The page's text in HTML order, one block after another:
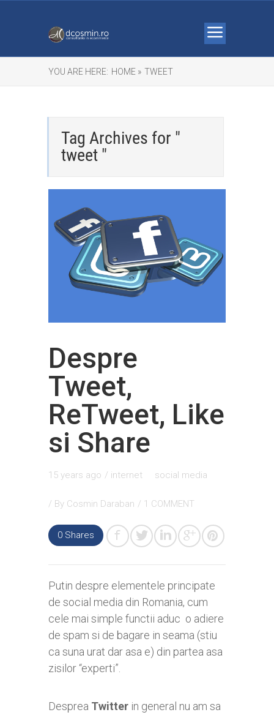
YOU ARE HERE: HOME » TWEET
Tag Archives for "
tweet "
Despre
Tweet,
ReTweet, Like
si Share
15 years ago / internet social media
/ By Cosmin Daraban / 1 COMMENT
0 Shares
Putin despre elementele principate
de social media din Romania, cum
cele mai simple functii aduc o adiere
de spam si de bagare in seama (stiu
ca suna urat dar asa e) din partea asa
zisilor “experti”.
Desprea Twitter in general nu am sa